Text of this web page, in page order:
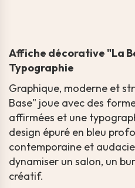
Affiche décorative "La
Typographie
Graphique, moderne et
Base" joue avec des
affirmées et une
design épuré en bleu
contemporaine et
dynamiser un salon, un
créatif.